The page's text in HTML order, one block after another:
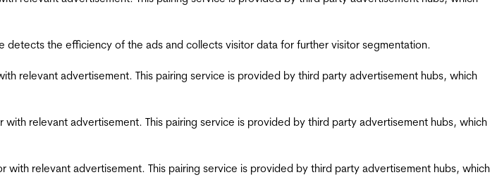
the efficiency of the ads and collects visitor data for further visitor segmentation.
relevant advertisement. This pairing service is provided by third party advertisement hubs, which
relevant advertisement. This pairing service is provided by third party advertisement hubs, which
relevant advertisement. This pairing service is provided by third party advertisement hubs, which